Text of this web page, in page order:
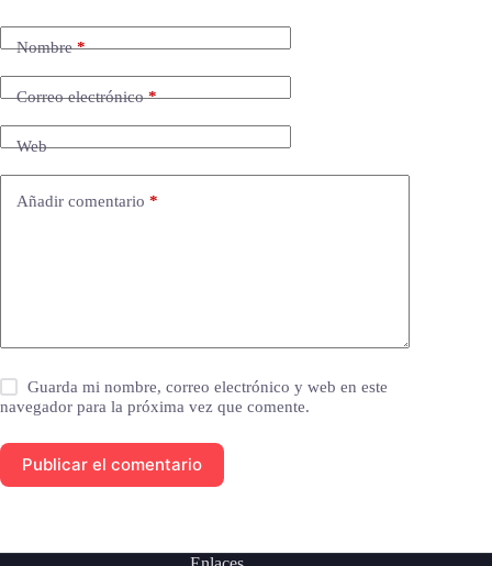
Nombre*
Correo electrónico*
Web
Añadir comentario *
Guarda mi nombre, correo electrónico y web en este
navegador para la próxima vez que comente.
Publicar el comentario